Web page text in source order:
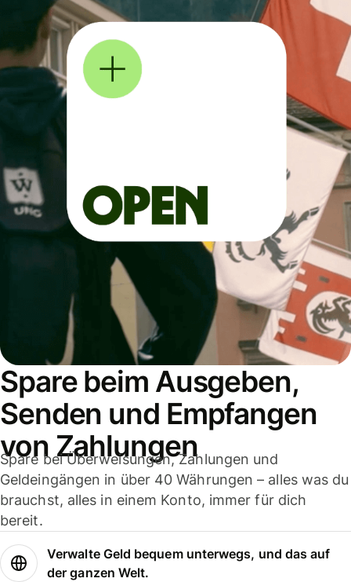
Spare beim Ausgeben,
Senden und Empfangen
von Zahlungen
Spare bei Überweisungen, Zahlungen und
Geldeingängen in über 40 Währungen – alles was du
brauchst, alles in einem Konto, immer für dich
bereit.
Verwalte Geld bequem unterwegs, und das auf
der ganzen Welt.